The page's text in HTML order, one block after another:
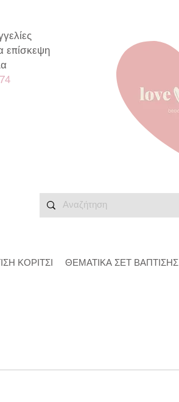
επίσκεψη
ΚΟΡΙΤΣΙ ΘΕΜΑΤΙΚΑ ΣΕΤ ΒΑΠΤΙΣΗΣ